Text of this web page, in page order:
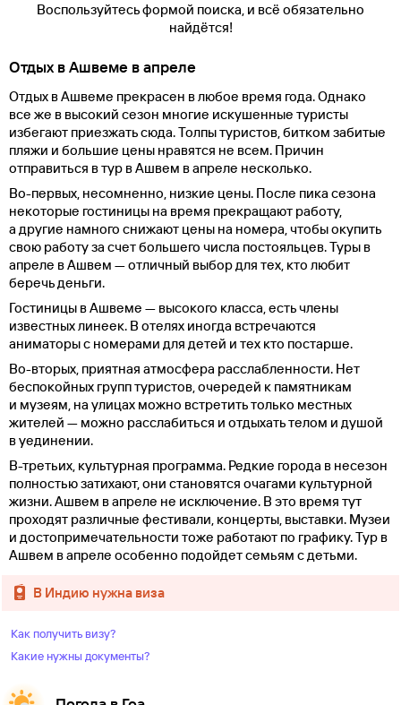
Воспользуйтесь формой поиска, и всё обязательно
найдётся!
Отдых в Ашвеме в апреле
Отдых в Ашвеме прекрасен в любое время года. Однако
все же в высокий сезон многие искушенные туристы
избегают приезжать сюда. Толпы туристов, битком забитые
пляжи и большие цены нравятся не всем. Причин
отправиться в тур в Ашвем в апреле несколько.
Во-первых, несомненно, низкие цены. После пика сезона
некоторые гостиницы на время прекращают работу,
а другие намного снижают цены на номера, чтобы окупить
свою работу за счет большего числа постояльцев. Туры в
апреле в Ашвем — отличный выбор для тех, кто любит
беречь деньги.
Гостиницы в Ашвеме — высокого класса, есть члены
известных линеек. В отелях иногда встречаются
аниматоры с номерами для детей и тех кто постарше.
Во-вторых, приятная атмосфера расслабленности. Нет
беспокойных групп туристов, очередей к памятникам
и музеям, на улицах можно встретить только местных
жителей — можно расслабиться и отдыхать телом и душой
в уединении.
В-третьих, культурная программа. Редкие города в несезон
полностью затихают, они становятся очагами культурной
жизни. Ашвем в апреле не исключение. В это время тут
проходят различные фестивали, концерты, выставки. Музеи
и достопримечательности тоже работают по графику. Тур в
Ашвем в апреле особенно подойдет семьям с детьми.
в Индию нужна виза
Как получить визу?
Какие нужны документы?